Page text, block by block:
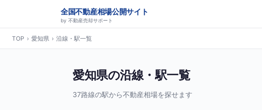
全国不動産相場公開サイト
by 不動産売却サポート
TOP › 愛知県 › 沿線・駅一覧
愛知県の沿線・駅一覧
37路線の駅から不動産相場を探せます